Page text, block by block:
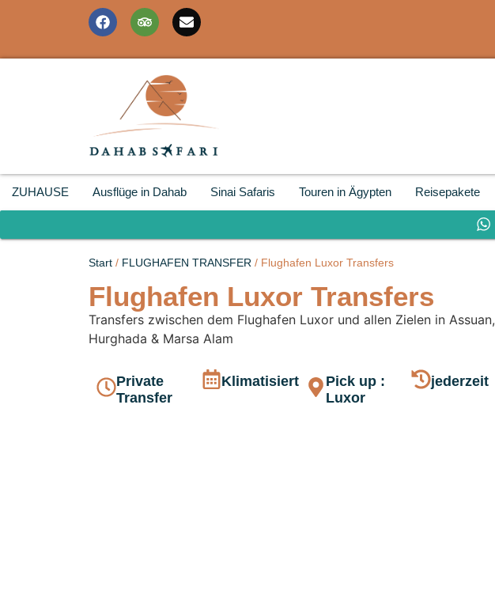
ZUHAUSE Ausflüge in Dahab Sinai Safaris Touren in Ägypten Reisepakete
Start / FLUGHAFEN TRANSFER / Flughafen Luxor Transfers
Flughafen Luxor Transfers
Transfers zwischen dem Flughafen Luxor und allen Zielen in Assuan,
Hurghada & Marsa Alam
Private
Transfer
Klimatisiert
Pick up :
Luxor
jederzeit